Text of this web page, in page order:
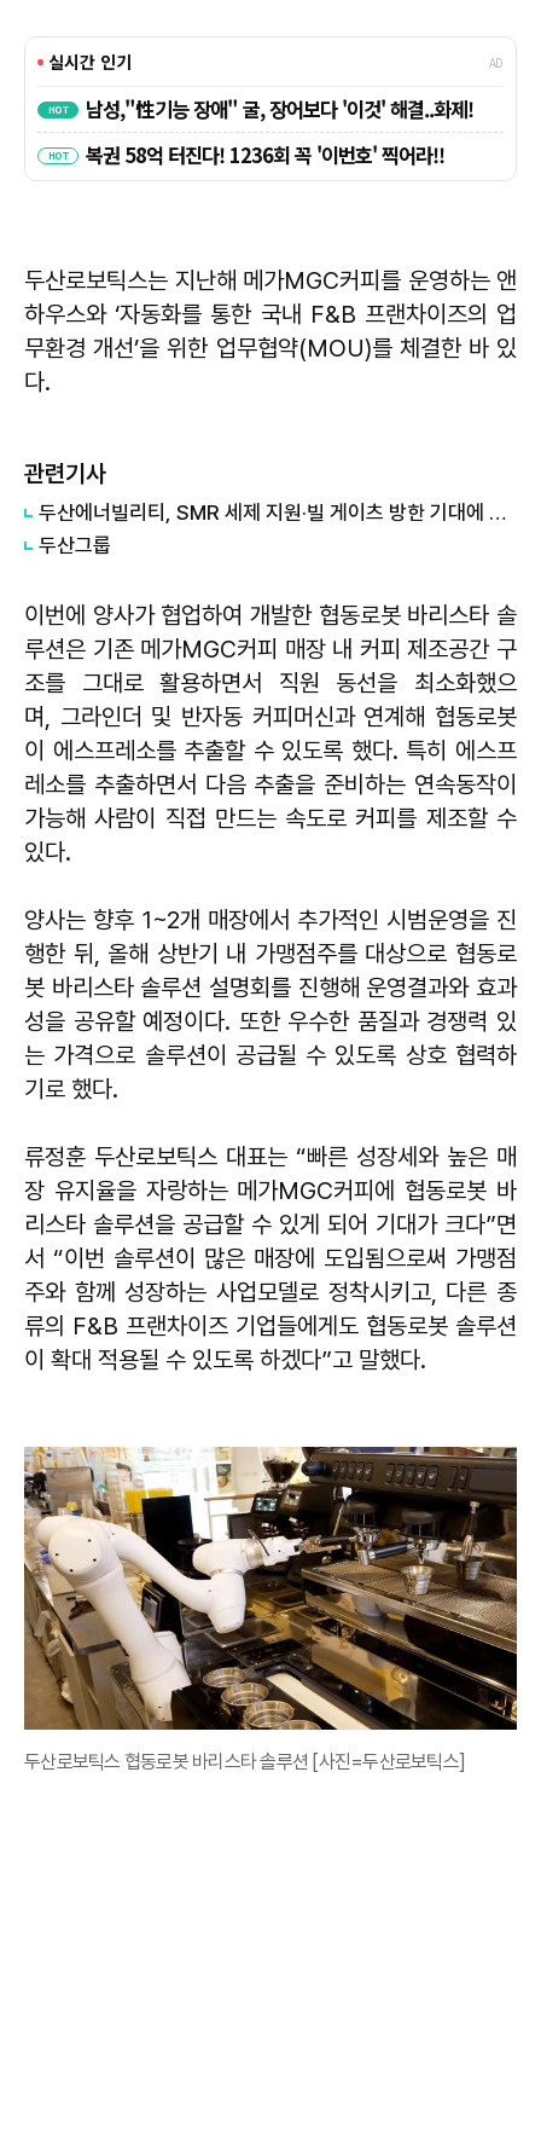
두산로보틱스는 지난해 메가MGC커피를 운영하는 앤
하우스와 ‘자동화를 통한 국내 F&B 프랜차이즈의 업
무환경 개선’을 위한 업무협약(MOU)를 체결한 바 있
다.
관련기사
두산에너빌리티, SMR 세제 지원·빌 게이츠 방한 기대에 5%대 강세
두산그룹
이번에 양사가 협업하여 개발한 협동로봇 바리스타 솔
루션은 기존 메가MGC커피 매장 내 커피 제조공간 구
조를 그대로 활용하면서 직원 동선을 최소화했으
며, 그라인더 및 반자동 커피머신과 연계해 협동로봇
이 에스프레소를 추출할 수 있도록 했다. 특히 에스프
레소를 추출하면서 다음 추출을 준비하는 연속동작이
가능해 사람이 직접 만드는 속도로 커피를 제조할 수
있다.
양사는 향후 1~2개 매장에서 추가적인 시범운영을 진
행한 뒤, 올해 상반기 내 가맹점주를 대상으로 협동로
봇 바리스타 솔루션 설명회를 진행해 운영결과와 효과
성을 공유할 예정이다. 또한 우수한 품질과 경쟁력 있
는 가격으로 솔루션이 공급될 수 있도록 상호 협력하
기로 했다.
류정훈 두산로보틱스 대표는 “빠른 성장세와 높은 매
장 유지율을 자랑하는 메가MGC커피에 협동로봇 바
리스타 솔루션을 공급할 수 있게 되어 기대가 크다”면
서 “이번 솔루션이 많은 매장에 도입됨으로써 가맹점
주와 함께 성장하는 사업모델로 정착시키고, 다른 종
류의 F&B 프랜차이즈 기업들에게도 협동로봇 솔루션
이 확대 적용될 수 있도록 하겠다”고 말했다.
두산로보틱스 협동로봇 바리스타 솔루션 [사진=두산로보틱스]